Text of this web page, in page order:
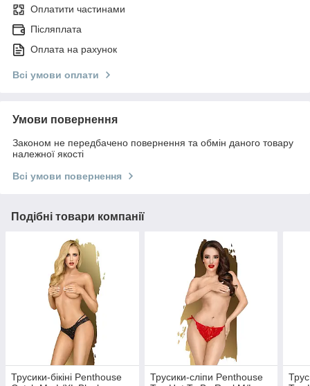
Оплатити частинами
Післяплата
Оплата на рахунок
Всі умови оплати
Умови повернення
Законом не передбачено повернення та обмін даного товару
належної якості
Всі умови повернення
Подібні товари компанії
Трусики-бікіні Penthouse
Трусики-сліпи Penthouse